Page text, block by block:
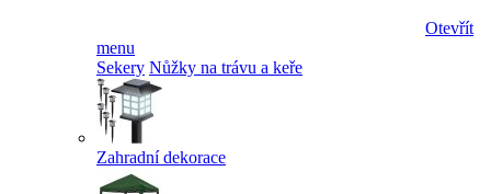
Otevřít
menu
Sekery Nůžky na trávu a keře
Zahradní dekorace